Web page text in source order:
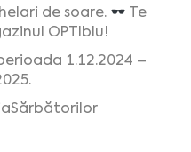
de soare.
Te
OPTIblu!
1.12.2024 –